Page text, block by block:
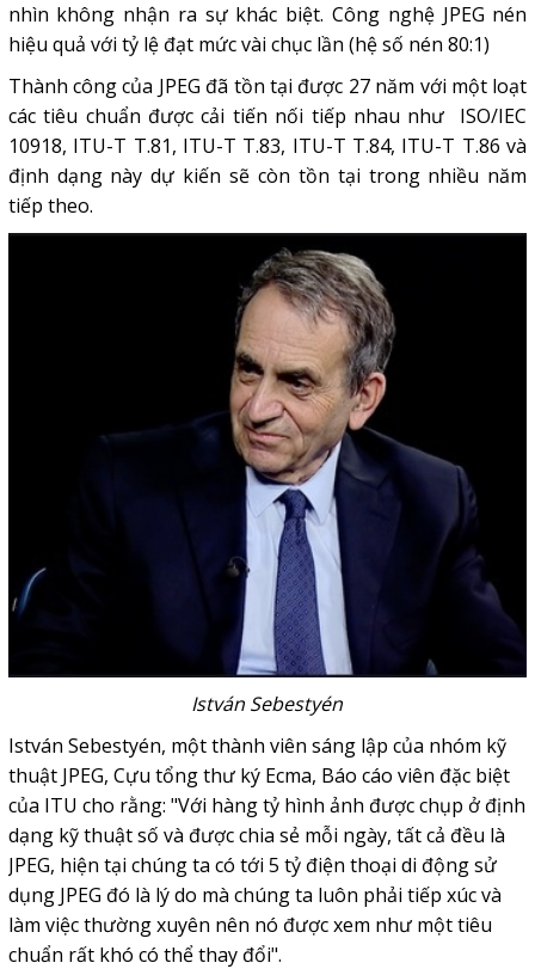
nhìn không nhận ra sự khác biệt. Công nghệ JPEG nén
hiệu quả với tỷ lệ đạt mức vài chục lần (hệ số nén 80:1)
Thành công của JPEG đã tồn tại được 27 năm với một loạt
các tiêu chuẩn được cải tiến nối tiếp nhau như ISO/IEC
10918, ITU-T T.81, ITU-T T.83, ITU-T T.84, ITU-T T.86 và
định dạng này dự kiến ​​sẽ còn tồn tại trong nhiều năm
tiếp theo.
István Sebestyén
István Sebestyén, một thành viên sáng lập của nhóm kỹ
thuật JPEG, Cựu tổng thư ký Ecma, Báo cáo viên đặc biệt
của ITU cho rằng: "Với hàng tỷ hình ảnh được chụp ở định
dạng kỹ thuật số và được chia sẻ mỗi ngày, tất cả đều là
JPEG, hiện tại chúng ta có tới 5 tỷ điện thoại di động sử
dụng JPEG đó là lý do mà chúng ta luôn phải tiếp xúc và
làm việc thường xuyên nên nó được xem như một tiêu
chuẩn rất khó có thể thay đổi".